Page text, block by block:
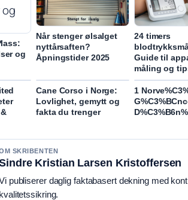
og
Når stenger ølsalget
nyttårsaften?
Åpningstider 2025
24 timers
Guide til
måling og
Cane Corso i Norge:
Lovlighet, gemytt og
fakta du trenger
1
SKRIBENTEN
Kristian Larsen Kristoffersen
publiserer daglig faktabasert dekning med
kvalitetssikring.